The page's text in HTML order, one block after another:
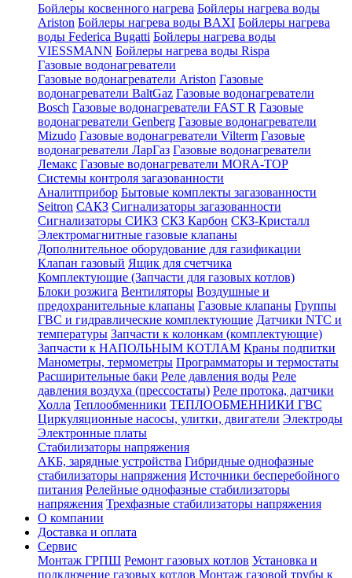
Бойлеры косвенного нагрева Бойлеры нагрева воды
Ariston Бойлеры нагрева воды BAXI Бойлеры нагрева
воды Federica Bugatti Бойлеры нагрева воды
VIESSMANN Бойлеры нагрева воды Rispa
Газовые водонагреватели
Газовые водонагреватели Ariston Газовые
водонагреватели BaltGaz Газовые водонагреватели
Bosch Газовые водонагреватели FAST R Газовые
водонагреватели Genberg Газовые водонагреватели
Mizudo Газовые водонагреватели Vilterm Газовые
водонагреватели ЛарГаз Газовые водонагреватели
Лемакс Газовые водонагреватели MORA-TOP
Системы контроля загазованности
Аналитприбор Бытовые комплекты загазованности
Seitron САКЗ Сигнализаторы загазованности
Сигнализаторы СИКЗ СКЗ Карбон СКЗ-Кристалл
Электромагнитные газовые клапаны
Дополнительное оборудование для газификации
Клапан газовый Ящик для счетчика
Комплектующие (Запчасти для газовых котлов)
Блоки розжига Вентиляторы Воздушные и
предохранительные клапаны Газовые клапаны Группы
ГВС и гидравлические комплектующие Датчики NTC и
температуры Запчасти к колонкам (комплектующие)
Запчасти к НАПОЛЬНЫМ КОТЛАМ Краны подпитки
Манометры, термометры Программаторы и термостаты
Расширительные баки Реле давления воды Реле
давления воздуха (прессостаты) Реле протока, датчики
Холла Теплообменники ТЕПЛООБМЕННИКИ ГВС
Циркуляционные насосы, улитки, двигатели Электроды
Электронные платы
Стабилизаторы напряжения
АКБ, зарядные устройства Гибридные однофазные
стабилизаторы напряжения Источники бесперебойного
питания Релейные однофазные стабилизаторы
напряжения Трехфазные стабилизаторы напряжения
О компании
Доставка и оплата
Сервис
Монтаж ГРПШ Ремонт газовых котлов Установка и
подключение газовых котлов Монтаж газовой трубы к